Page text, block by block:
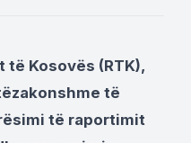
të Kosovës (RTK),
të
të raportimit